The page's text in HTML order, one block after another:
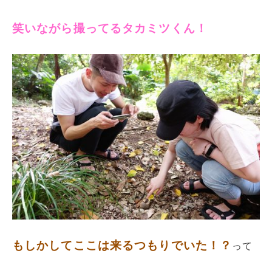
笑いながら撮ってるタカミツくん！
もしかしてここは来るつもりでいた！？ って